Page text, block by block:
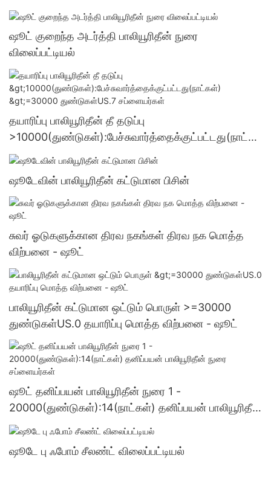
ஒட்டும் பொருள் மொத்த விற்பனை - ஷூட்
ஷூட் குறைந்த அடர்த்தி பாலியூரிதீன் நுரை
விலைப்பட்டியல்
தயாரிப்பு பாலியூரிதீன் தீ தடுப்பு
>10000(துண்டுகள்):பேச்சுவார்த்தைக்குட்பட்டது(நாட்க
ள்) >=30000 துண்டுகள்US.7 சப்ளையர்கள்
ஷூடேவின் பாலியூரிதீன் கட்டுமான பிசின்
சுவர் ஓடுகளுக்கான திரவ நகங்கள் திரவ நக மொத்த
விற்பனை - ஷூட்
பாலியூரிதீன் கட்டுமான ஒட்டும் பொருள் >=30000
துண்டுகள்US.0 தயாரிப்பு மொத்த விற்பனை - ஷூட்
ஷூட் தனிப்பயன் பாலியூரிதீன் நுரை 1 -
20000(துண்டுகள்):14(நாட்கள்) தனிப்பயன் பாலியூரிதீன்
நுரை சப்ளையர்கள்
ஷூடே பு ஃபோம் சீலண்ட் விலைப்பட்டியல்